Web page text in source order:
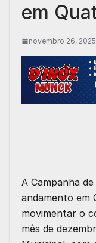
em
novembro 26, 2025
A Campanha
andamento em
movimentar o
mês de